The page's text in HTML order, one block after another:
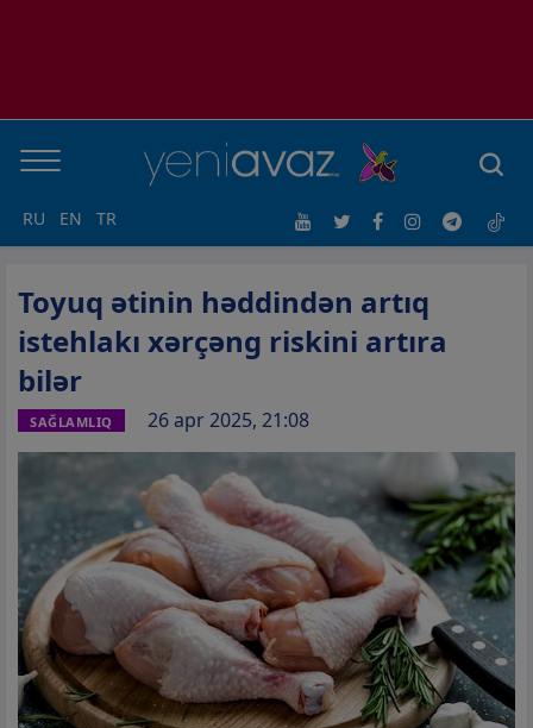
RU EN TR
Toyuq ətinin həddindən artıq
istehlakı xərçəng riskini artıra
bilər
SAĞLAMLIQ 26 apr 2025, 21:08